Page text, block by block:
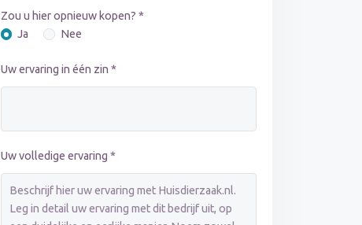
Zou u hier opnieuw kopen? *
Ja
Nee
Uw ervaring in één zin *
Uw volledige ervaring *